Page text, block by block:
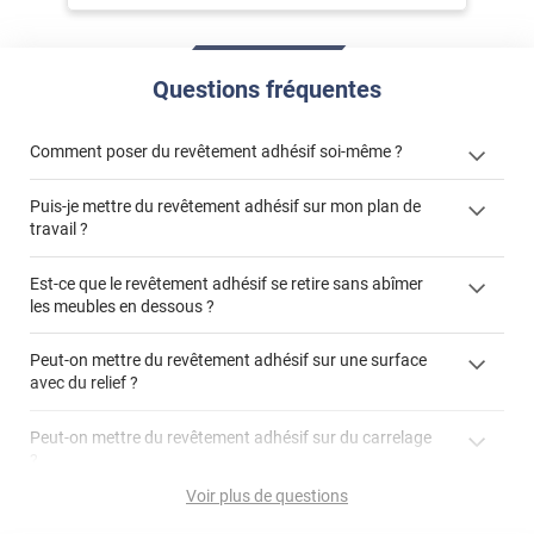
Questions fréquentes
Comment poser du revêtement adhésif soi-même ?
« Comment poser un revêtement adhésif ? »
Puis-je mettre du revêtement adhésif sur mon plan de
travail ?
revêtement adhésif sur un plan de travail de cuisine ?"
Est-ce que le revêtement adhésif se retire sans abîmer
les meubles en dessous ?
Utiliser une solution de dépose pour annuler l'action de la
Peut-on mettre du revêtement adhésif sur une surface
avec du relief ?
Peut-on mettre du revêtement adhésif sur du carrelage
Voir plus de questions